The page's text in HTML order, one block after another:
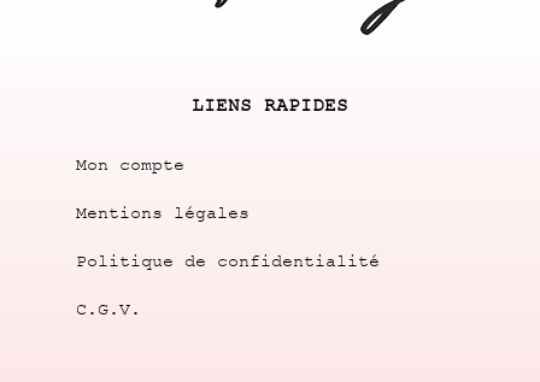
LIENS RAPIDES
Mon compte
Mentions légales
Politique de confidentialité
C.G.V.